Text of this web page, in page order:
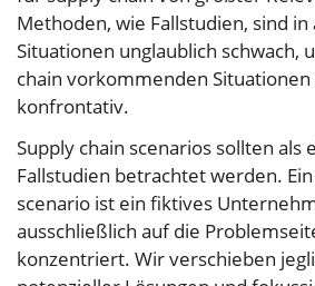
Methoden, wie Fallstudien, sind
Situationen unglaublich schwach,
chain vorkommenden
konfrontativ.
Supply chain scenarios sollten als
Fallstudien betrachtet werden.
scenario ist ein fiktives
ausschließlich auf die
konzentriert. Wir verschieben